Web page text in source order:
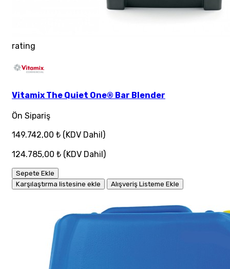
rating
Vitamix The Quiet One® Bar Blender
Ön Sipariş
149.742,00 ₺ (KDV Dahil)
124.785,00 ₺ (KDV Dahil)
Sepete Ekle
Karşılaştırma listesine ekle
Alışveriş Listeme Ekle